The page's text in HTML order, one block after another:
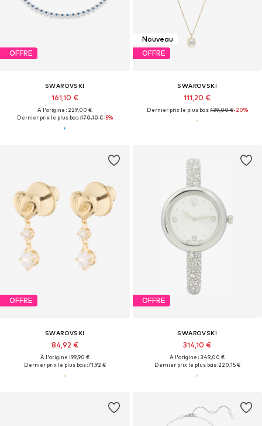
OFFRE
SWAROVSKI
161,10 €
À l'origine : 229,00 €
Dernier prix le plus bas :170,10 €-5%
Nouveau
OFFRE
SWAROVSKI
111,20 €
Dernier prix le plus bas :139,00 €-20%
OFFRE
SWAROVSKI
84,92 €
À l'origine : 99,90 €
Dernier prix le plus bas :71,92 €
OFFRE
SWAROVSKI
314,10 €
À l'origine : 349,00 €
Dernier prix le plus bas :220,15 €